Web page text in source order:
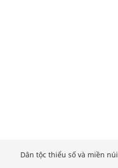
Dân tộc thiểu số và miền núi